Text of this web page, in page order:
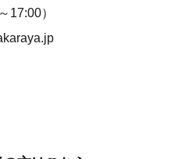
17:00）